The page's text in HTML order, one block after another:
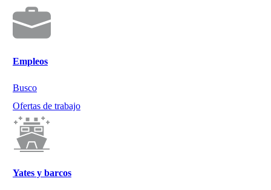
Empleos
Busco
Ofertas de trabajo
Yates y barcos